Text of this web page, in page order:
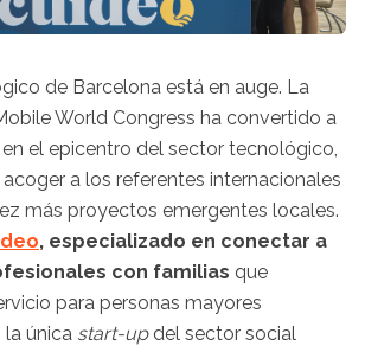
de Barcelona está en auge. La
World Congress ha convertido a
el epicentro del sector tecnológico,
a los referentes internacionales
más proyectos emergentes locales.
, especializado en conectar a
con familias que
para personas mayores
la única start-updel sector social